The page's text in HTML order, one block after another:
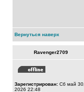
Вернуться наверх
Ravenger2709
Зарегистрирован: Сб май 30,
2026 22:48